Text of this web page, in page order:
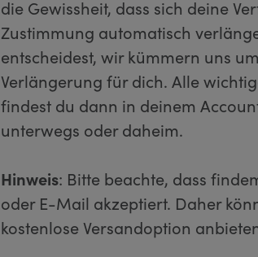
die Gewissheit, dass sich deine
Zustimmung automatisch
entscheidest, wir kümmern uns
Verlängerung für dich. Alle
findest du dann in deinem
unterwegs oder daheim.
Hinweis: Bitte beachte, dass
oder E-Mail akzeptiert. Daher
kostenlose Versandoption